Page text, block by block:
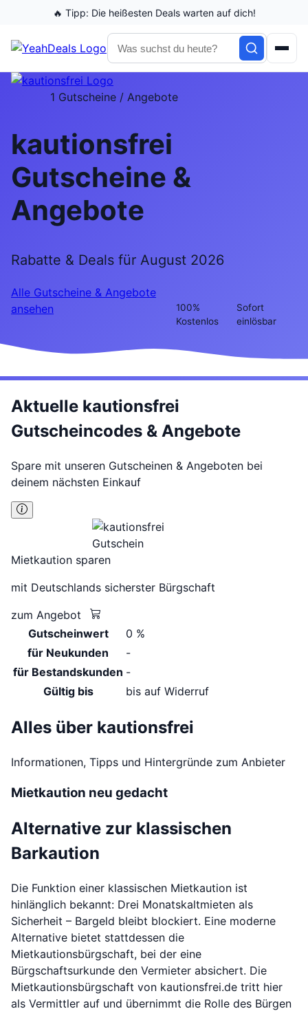
🔥 Tipp: Die heißesten Deals warten auf dich!
1 Gutscheine / Angebote
kautionsfrei
Gutscheine &
Angebote
Rabatte & Deals für August 2026
Alle Gutscheine & Angebote
ansehen
100%
Kostenlos
Sofort
einlösbar
Aktuelle kautionsfrei
Gutscheincodes & Angebote
Spare mit unseren Gutscheinen & Angeboten bei
deinem nächsten Einkauf
Mietkaution sparen
mit Deutschlands sicherster Bürgschaft
zum Angebot
Gutscheinwert
0 %
für Neukunden
-
für Bestandskunden -
Gültig bis
bis auf Widerruf
Alles über kautionsfrei
Informationen, Tipps und Hintergründe zum Anbieter
Mietkaution neu gedacht
Alternative zur klassischen
Barkaution
Die Funktion einer klassischen Mietkaution ist
hinlänglich bekannt: Drei Monatskaltmieten als
Sicherheit – Bargeld bleibt blockiert. Eine moderne
Alternative bietet stattdessen die
Mietkautionsbürgschaft, bei der eine
Bürgschaftsurkunde den Vermieter absichert. Die
Mietkautionsbürgschaft von kautionsfrei.de tritt hier
als Vermittler auf und übernimmt die Rolle des Bürgen